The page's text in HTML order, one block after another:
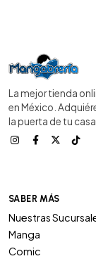
La mejor tienda
en México.
la puerta de tu casa
SABER MÁS
Nuestras
Manga
Comic